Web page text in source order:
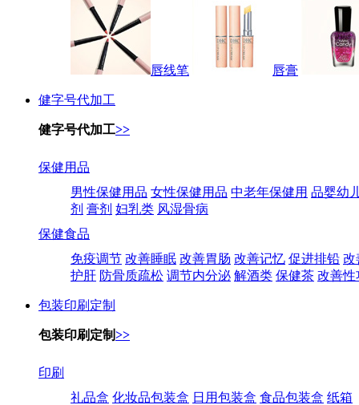
唇线笔 唇膏
健字号代加工
健字号代加工>>
保健用品
男性保健用品 女性保健用品 中老年保健用 品婴幼
剂 膏剂 妇乳类 风湿骨病
保健食品
免疫调节 改善睡眠 改善胃肠 改善记忆 促进排铅 改
护肝 防骨质疏松 调节内分泌 解酒类 保健茶 改善性
包装印刷定制
包装印刷定制>>
印刷
礼品盒 化妆品包装盒 日用包装盒 食品包装盒 纸箱